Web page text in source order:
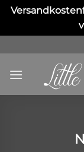
to
content